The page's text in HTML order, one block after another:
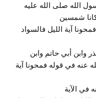
الله صلى الله عليه
شمسين
آية الليل فالسواد
وابن أبي حاتم وابن
عنه في قوله فمحونا آية
في الآية